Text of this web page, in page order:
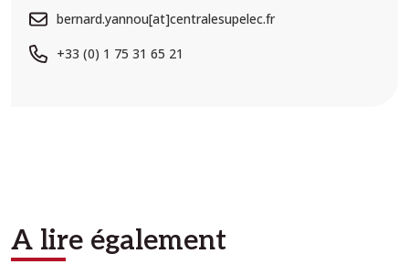
bernard.yannou[at]centralesupelec.fr
+33 (0) 1 75 31 65 21
A lire également